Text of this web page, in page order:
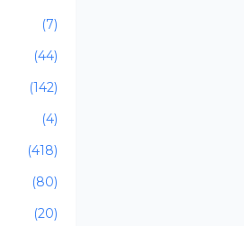
(7)
(44)
(142)
(4)
(418)
(80)
(20)